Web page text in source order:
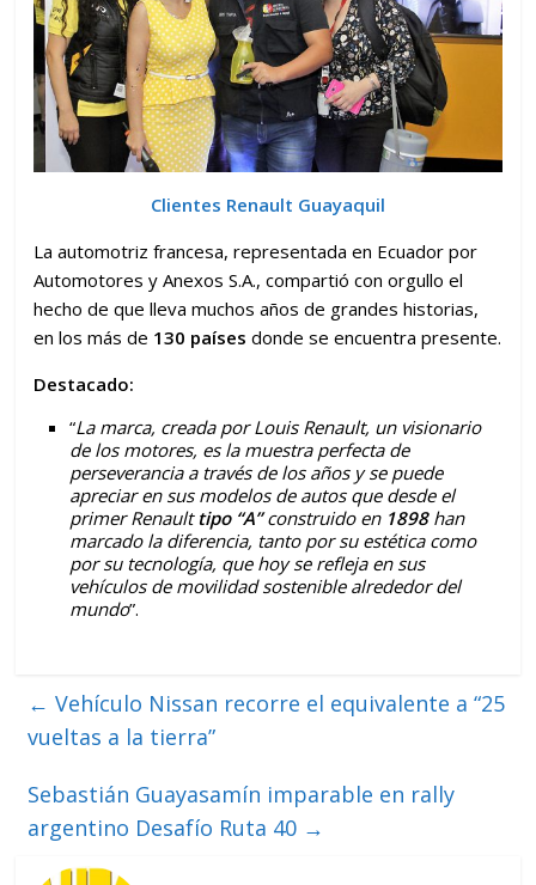
Clientes Renault Guayaquil
La automotriz francesa, representada en Ecuador por
Automotores y Anexos S.A., compartió con orgullo el
hecho de que lleva muchos años de grandes historias,
en los más de 130 países donde se encuentra presente.
Destacado:
“La marca, creada por Louis Renault, un visionario
de los motores, es la muestra perfecta de
perseverancia a través de los años y se puede
apreciar en sus modelos de autos que desde el
primer Renaulttipo “A”construido en 1898han
marcado la diferencia, tanto por su estética como
por su tecnología, que hoy se refleja en sus
vehículos de movilidad sostenible alrededor del
mundo”.
← Vehículo Nissan recorre el equivalente a “25
vueltas a la tierra”
Sebastián Guayasamín imparable en rally
argentino Desafío Ruta 40 →